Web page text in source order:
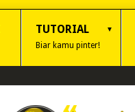
TUTORIAL
Biar kamu pinter!